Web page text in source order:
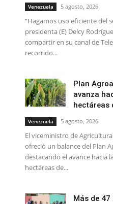
Venezuela 5 agosto, 2026
“Hagamos uso eficiente del
presidenta (E) Delcy
compartir en su canal de
recorrido...
Plan
avanza
hectáreas
Venezuela 5 agosto, 2026
El viceministro de
ofreció un balance del Plan
destacando el avance hacia
hectáreas de...
Más de